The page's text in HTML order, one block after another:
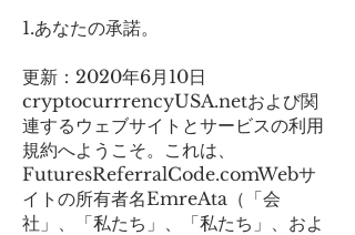
1.あなたの承諾。
更新：2020年6月10日
cryptocurrrencyUSA.netおよび関
連するウェブサイトとサービスの利用
規約へようこそ。これは、
FuturesReferralCode.comWebサ
イトの所有者名EmreAta（「会
社」、「私たち」、「私たち」、およ